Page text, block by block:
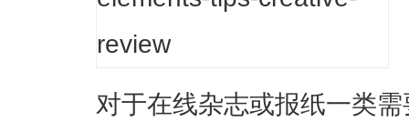
对于在线杂志或报纸一类